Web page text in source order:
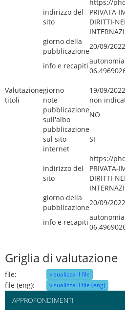
indirizzo del
sito
https://
PRIVATA-
DIRITTI-
giorno della
pubblicazione
20/09/2022
info e recapiti
Valutazione
titoli
giorno
19/09/2022
note
non
pubblicazione
sull'albo
NO
pubblicazione
sul sito
internet
SI
indirizzo del
sito
https://
PRIVATA-
DIRITTI-
giorno della
pubblicazione
20/09/2022
info e recapiti
Griglia di valutazione
file: visualizza il file
file (eng): visualizza il file (eng)
APPROFONDIMENTI